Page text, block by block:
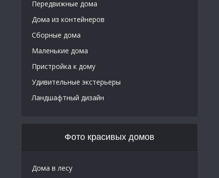
Передвижные дома
Дома из контейнеров
Сборные дома
Маленькие дома
Пристройка к дому
Удивительные экстерьеры
Ландшафтный дизайн
Фото красивых домов
Дома в лесу